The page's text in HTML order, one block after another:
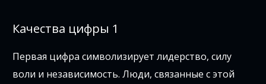
Качества цифры 1
Первая цифра символизирует лидерство, силу
воли и независимость. Люди, связанные с этой